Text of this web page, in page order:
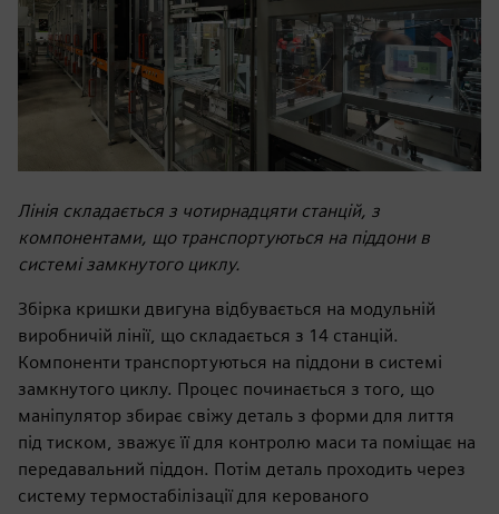
Лінія складається з чотирнадцяти станцій, з
компонентами, що транспортуються на піддони в
системі замкнутого циклу.
Збірка кришки двигуна відбувається на модульній
виробничій лінії, що складається з 14 станцій.
Компоненти транспортуються на піддони в системі
замкнутого циклу. Процес починається з того, що
маніпулятор збирає свіжу деталь з форми для лиття
під тиском, зважує її для контролю маси та поміщає на
передавальний піддон. Потім деталь проходить через
систему термостабілізації для керованого